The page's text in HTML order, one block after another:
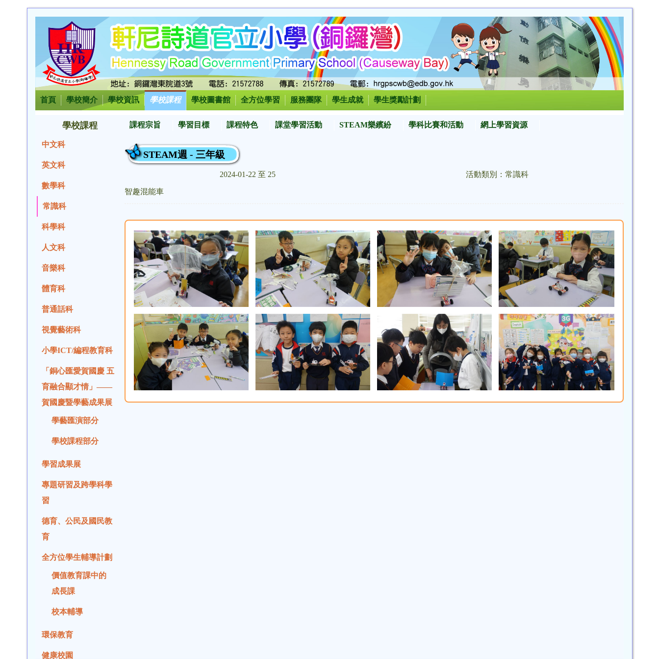
首頁 學校簡介 學校資訊 學校課程 學校圖書館 全方位學習 服務團隊 學生成就 學生獎勵計劃
學校課程
中文科
英文科
數學科
常識科
科學科
人文科
音樂科
體育科
普通話科
視覺藝術科
小學ICT/編程教育科
「銅心匯愛賀國慶 五
育融合顯才情」——
賀國慶暨學藝成果展
學藝匯演部分
學校課程部分
學習成果展
專題研習及跨學科學
習
德育、公民及國民教
育
全方位學生輔導計劃
價值教育課中的
成長課
校本輔導
環保教育
健康校園
課程宗旨 學習目標 課程特色 課堂學習活動 STEAM樂繽紛 學科比賽和活動 網上學習資源
STEAM週 - 三年級
2024-01-22 至 25 活動類別：常識科
智趣混能車